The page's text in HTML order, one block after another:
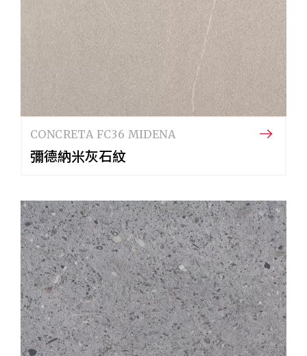
CONCRETA FC36 MIDENA
彌德納米灰石紋